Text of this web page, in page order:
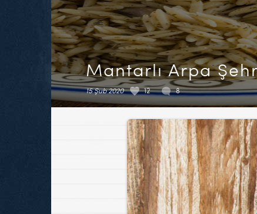
Mantarlı Arpa
15 Şub 2020 12 8